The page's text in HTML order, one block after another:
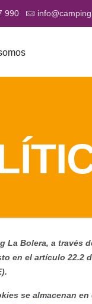
990
La Bolera, a través
en el artículo 22.2
se almacenan